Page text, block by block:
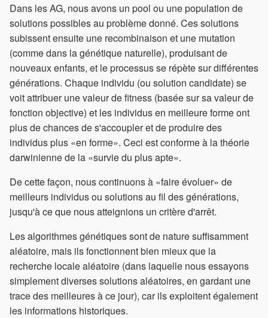
Dans les AG, nous avons un pool ou une population de
solutions possibles au problème donné. Ces solutions
subissent ensuite une recombinaison et une mutation
(comme dans la génétique naturelle), produisant de
nouveaux enfants, et le processus se répète sur différentes
générations. Chaque individu (ou solution candidate) se
voit attribuer une valeur de fitness (basée sur sa valeur de
fonction objective) et les individus en meilleure forme ont
plus de chances de s'accoupler et de produire des
individus plus «en forme». Ceci est conforme à la théorie
darwinienne de la «survie du plus apte».
De cette façon, nous continuons à «faire évoluer» de
meilleurs individus ou solutions au fil des générations,
jusqu'à ce que nous atteignions un critère d'arrêt.
Les algorithmes génétiques sont de nature suffisamment
aléatoire, mais ils fonctionnent bien mieux que la
recherche locale aléatoire (dans laquelle nous essayons
simplement diverses solutions aléatoires, en gardant une
trace des meilleures à ce jour), car ils exploitent également
les informations historiques.